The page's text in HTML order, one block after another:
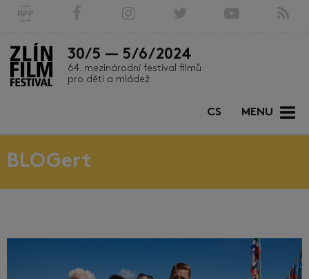
30/5 — 5/6/2024
64. mezinárodní festival filmů
pro děti a mládež
MENU
CS
BLOGert